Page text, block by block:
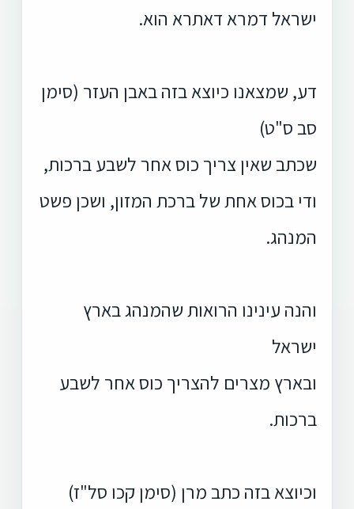
ישראל דמרא דאתרא הוא.
דע, שמצאנו כיוצא בזה באבן העזר (סימן
סב ס"ט)
שכתב שאין צריך כוס אחר לשבע ברכות,
ודי בכוס אחת של ברכת המזון, ושכן פשט
המנהג.
והנה עינינו הרואות שהמנהג בארץ
ישראל
ובארץ מצרים להצריך כוס אחר לשבע
ברכות.
וכיוצא בזה כתב מרן (סימן קכו סל"ז)